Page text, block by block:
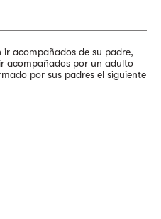
ir acompañados de su padre,
acompañados por un adulto
por sus padres el siguiente